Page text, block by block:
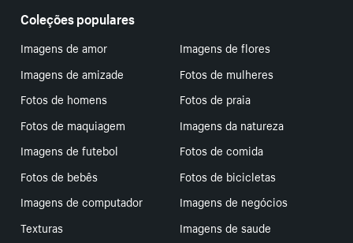
Coleções populares
Imagens de amor
Imagens de flores
Imagens de amizade
Fotos de mulheres
Fotos de homens
Fotos de praia
Fotos de maquiagem
Imagens da natureza
Imagens de futebol
Fotos de comida
Fotos de bebês
Fotos de bicicletas
Imagens de computador
Imagens de negócios
Texturas
Imagens de saude